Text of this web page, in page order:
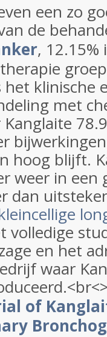
een zo
de
, 12.15%
het klinische
met
hoog blijft.
weer in een
dan
volledige
en het
waar
of